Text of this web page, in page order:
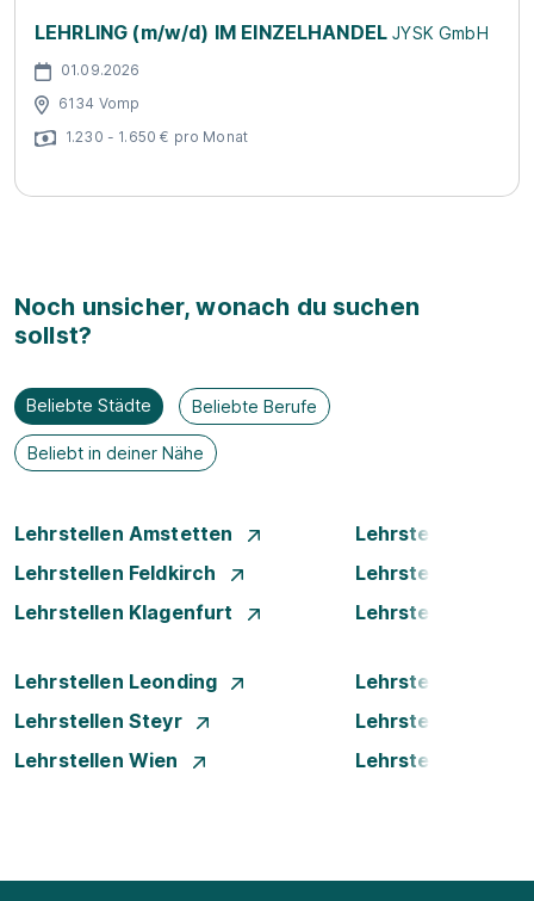
LEHRLING (m/w/d) IM EINZELHANDELJYSK GmbH
01.09.2026
6134 Vomp
1.230 - 1.650 € pro Monat
Noch unsicher, wonach du suchen
sollst?
Beliebte Städte Beliebte Berufe
Beliebt in deiner Nähe
Lehrstellen Amstetten
Lehrstellen
Lehrstellen Feldkirch
Lehrstellen Graz
Lehrstellen Klagenfurt
Lehrstellen
Lehrstellen Leonding
Lehrstellen Linz
Lehrstellen Steyr
Lehrstellen Traun
Lehrstellen Wien
Lehrstellen